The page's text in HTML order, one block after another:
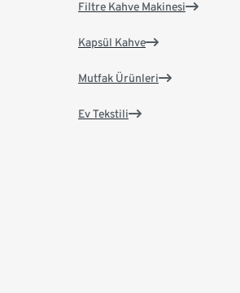
Filtre Kahve Makinesi
Kapsül Kahve
Mutfak Ürünleri
Ev Tekstili